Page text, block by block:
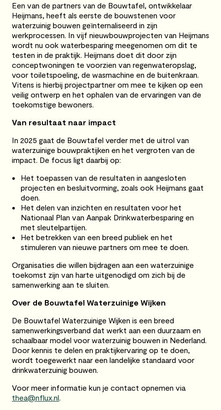
Een van de partners van de Bouwtafel, ontwikkelaar
Heijmans, heeft als eerste de bouwstenen voor
waterzuinig bouwen geïnternaliseerd in zijn
werkprocessen. In vijf nieuwbouwprojecten van Heijmans
wordt nu ook waterbesparing meegenomen om dit te
testen in de praktijk. Heijmans doet dit door zijn
conceptwoningen te voorzien van regenwateropslag,
voor toiletspoeling, de wasmachine en de buitenkraan.
Vitens is hierbij projectpartner om mee te kijken op een
veilig ontwerp en het ophalen van de ervaringen van de
toekomstige bewoners.
Van resultaat naar impact
In 2025 gaat de Bouwtafel verder met de uitrol van
waterzuinige bouwpraktijken en het vergroten van de
impact. De focus ligt daarbij op:
Het toepassen van de resultaten in aangesloten
projecten en besluitvorming, zoals ook Heijmans gaat
doen.
Het delen van inzichten en resultaten voor het
Nationaal Plan van Aanpak Drinkwaterbesparing en
met sleutelpartijen.
Het betrekken van een breed publiek en het
stimuleren van nieuwe partners om mee te doen.
Organisaties die willen bijdragen aan een waterzuinige
toekomst zijn van harte uitgenodigd om zich bij de
samenwerking aan te sluiten.
Over de Bouwtafel Waterzuinige Wijken
De Bouwtafel Waterzuinige Wijken is een breed
samenwerkingsverband dat werkt aan een duurzaam en
schaalbaar model voor waterzuinig bouwen in Nederland.
Door kennis te delen en praktijkervaring op te doen,
wordt toegewerkt naar een landelijke standaard voor
drinkwaterzuinig bouwen.
Voor meer informatie kun je contact opnemen via
thea@nflux.nl.